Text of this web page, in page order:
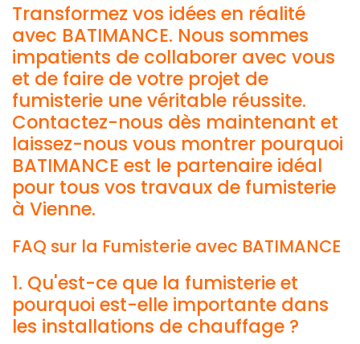
Transformez vos idées en réalité
avec BATIMANCE. Nous sommes
impatients de collaborer avec vous
et de faire de votre projet de
fumisterie une véritable réussite.
Contactez-nous dès maintenant et
laissez-nous vous montrer pourquoi
BATIMANCE est le partenaire idéal
pour tous vos travaux de fumisterie
à Vienne.
FAQ sur la Fumisterie avec BATIMANCE
1. Qu'est-ce que la fumisterie et
pourquoi est-elle importante dans
les installations de chauffage ?